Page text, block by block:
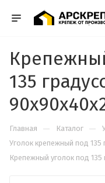
135
Главная — Каталог —
Уголок крепежный под 135
Крепежный уголок под